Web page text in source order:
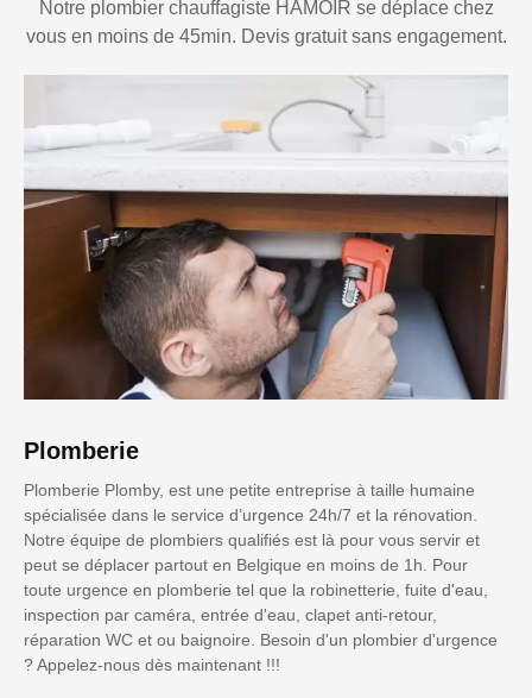
Notre plombier chauffagiste HAMOIR se déplace chez
vous en moins de 45min. Devis gratuit sans engagement.
Plomberie
Plomberie Plomby, est une petite entreprise à taille humaine
spécialisée dans le service d’urgence 24h/7 et la rénovation.
Notre équipe de plombiers qualifiés est là pour vous servir et
peut se déplacer partout en Belgique en moins de 1h. Pour
toute urgence en plomberie tel que la robinetterie, fuite d'eau,
inspection par caméra, entrée d'eau, clapet anti-retour,
réparation WC et ou baignoire. Besoin d'un plombier d'urgence
? Appelez-nous dès maintenant !!!